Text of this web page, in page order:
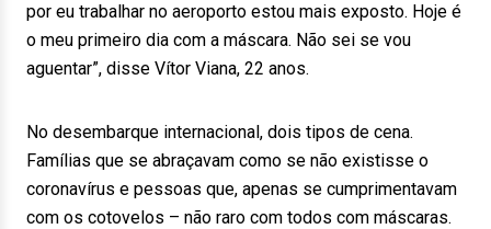
por eu trabalhar no aeroporto estou mais exposto. Hoje é
o meu primeiro dia com a máscara. Não sei se vou
aguentar”, disse Vítor Viana, 22 anos.
No desembarque internacional, dois tipos de cena.
Famílias que se abraçavam como se não existisse o
coronavírus e pessoas que, apenas se cumprimentavam
com os cotovelos – não raro com todos com máscaras.